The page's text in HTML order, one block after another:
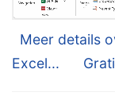
Meer details
Excel...